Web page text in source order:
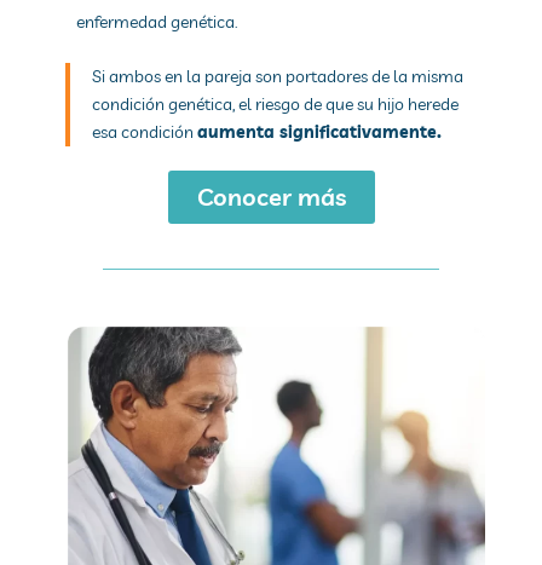
enfermedad genética.
Si ambos en la pareja son portadores de la misma
condición genética, el riesgo de que su hijo herede
esa condición aumenta significativamente.
Conocer más